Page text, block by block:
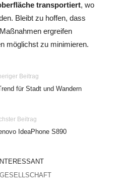
transportiert, wo
Bleibt zu hoffen, dass
ergreifen
möglichst zu minimieren.
Beitrag
für Stadt und Wandern
Beitrag
IdeaPhone S890